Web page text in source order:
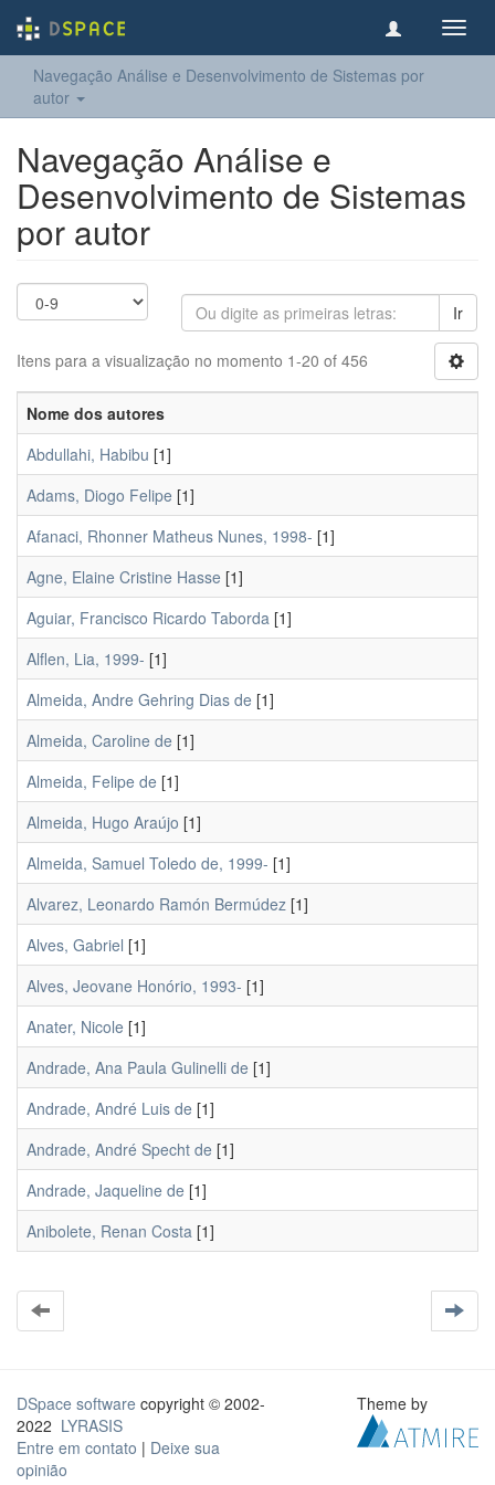
Navegação Análise e Desenvolvimento de Sistemas por
autor
Navegação Análise e
Desenvolvimento de Sistemas
por autor
Ir
Itens para a visualização no momento 1-20 of 456
Nome dos autores
Abdullahi, Habibu [1]
Adams, Diogo Felipe [1]
Afanaci, Rhonner Matheus Nunes, 1998- [1]
Agne, Elaine Cristine Hasse [1]
Aguiar, Francisco Ricardo Taborda [1]
Alflen, Lia, 1999- [1]
Almeida, Andre Gehring Dias de [1]
Almeida, Caroline de [1]
Almeida, Felipe de [1]
Almeida, Hugo Araújo [1]
Almeida, Samuel Toledo de, 1999- [1]
Alvarez, Leonardo Ramón Bermúdez [1]
Alves, Gabriel [1]
Alves, Jeovane Honório, 1993- [1]
Anater, Nicole [1]
Andrade, Ana Paula Gulinelli de [1]
Andrade, André Luis de [1]
Andrade, André Specht de [1]
Andrade, Jaqueline de [1]
Anibolete, Renan Costa [1]
DSpace software copyright © 2002-
2022 LYRASIS
Entre em contato | Deixe sua
opinião
Theme by